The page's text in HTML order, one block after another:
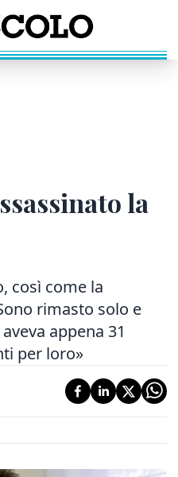
la
così come la
rimasto solo e
appena 31
per loro»